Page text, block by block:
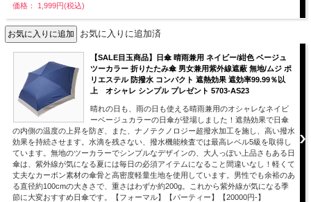
価格： 1,999円(税込)
お気に入りに追加済
【SALE目玉商品】日傘 晴雨兼用 ネイビー/紺色 ベージュ
ツーカラー 折りたたみ傘 男女兼用紫外線遮蔽 無地/ムジ ポ
リエステル 防撥水 コンパクト 遮熱効果 遮効率99.99％以
上 オシャレ シンプル プレゼント 5703-AS23
晴れの日も、雨の日も使える晴雨兼用のオシャレなネイビ
ーベージュカラーの日傘が登場しました！遮熱効果で日傘
の内側の温度の上昇を防ぎ、また、ナノテクノロジー超撥水加工を施し、高い撥水
効果を持続させます。水滴を残さない、撥水機能検査では最高レベル5級を取得し
ています。無地のツーカラーでシンプルなデザインの、大人っぽい上品さもある日
傘は、紫外線が気になる夏には毎日の必須アイテムになること間違いなし！軽くて
丈夫なカーボン素材の傘骨と高密度軽量生地を使用しています。男性でも余裕のあ
る直径約100cmの大きさで、重さはわずか約200g。これから紫外線が気になる季
節に大変おすすめ日傘です。【フォーマル】【パーティー】【20000円-】